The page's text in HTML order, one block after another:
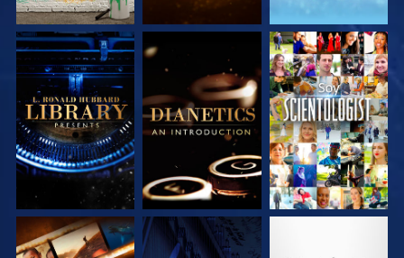
EXPLORA LAS
SERIES
EXPLORA LAS
SERIES
VE